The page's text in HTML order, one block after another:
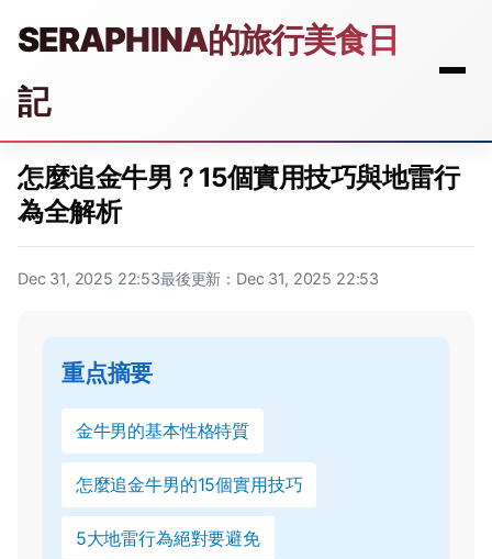
SERAPHINA的旅行美食日
記
怎麼追金牛男？15個實用技巧與地雷行
為全解析
Dec 31, 2025 22:53最後更新：Dec 31, 2025 22:53
重点摘要
金牛男的基本性格特質
怎麼追金牛男的15個實用技巧
5大地雷行為絕對要避免